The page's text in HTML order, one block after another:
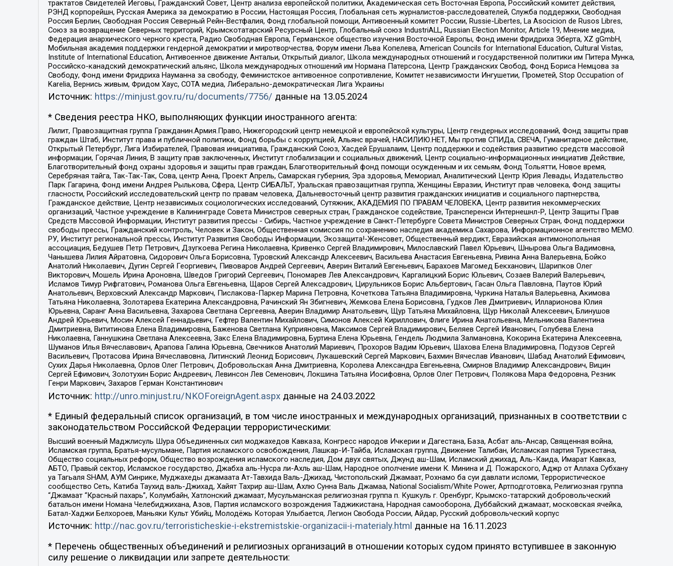
трактатов Свидетелей Иеговы, Гражданский Совет, Центр анализа европейской политики, Академическая сеть Восточная Европа, Российский комитет действия,
РЭНД корпорейшн, Русская Америка за демократию в России, Настоящая Россия, Глобальная сеть журналистов-расследователей, Служба поддержки, Свободная
Россия Берлин, Свободная Россия Северный Рейн-Вестфалия, Фонд глобальной помощи, Антивоенный комитет России, Russie-Libertes, La Asocicion de Rusos Libres,
Союз за возвращение Северных территорий, Крымскотатарский Ресурсный Центр, Глобальный союз IndustriALL, Russian Election Monitor, Article 19, Мнение медиа,
Федерация анархического черного креста, Радио Свободная Европа, Германское общество изучения Восточной Европы, Фонд имени Фридриха Эберта, XZ gGmbH,
Мобильная академия поддержки гендерной демократии и миротворчества, Форум имени Льва Копелева, American Councils for International Education, Cultural Vistas,
Institute of International Education, Антивоенное движение Антальи, Открытый диалог, Школа международных отношений и государственной политики им Питера Мунка,
Российско-канадский демократический альянс, Школа международных отношений им Нормана Патерсона, Центр Гражданских Свобод, Фонд Бориса Немцова за
Свободу, Фонд имени Фридриха Науманна за свободу, Феминистское антивоенное сопротивление, Комитет независимости Ингушетии, Прометей, Stop Occupation of
Karelia, Вернись живым, Фридом Хаус, СОТА медиа, Либерально-демократическая Лига Украины
Источник: https://minjust.gov.ru/ru/documents/7756/ данные на 13.05.2024
* Сведения реестра НКО, выполняющих функции иностранного агента:
Лилит, Правозащитная группа Гражданин.Армия.Право, Нижегородский центр немецкой и европейской культуры, Центр гендерных исследований, Фонд защиты прав
граждан Штаб, Институт права и публичной политики, Фонд борьбы с коррупцией, Альянс врачей, НАСИЛИЮ.НЕТ, Мы против СПИДа, СВЕЧА, Гуманитарное действие,
Открытый Петербург, Лига Избирателей, Правовая инициатива, Гражданский Союз, Хасдей Ерушалаим, Центр поддержки и содействия развитию средств массовой
информации, Горячая Линия, В защиту прав заключенных, Институт глобализации и социальных движений, Центр социально-информационных инициатив Действие,
Благотворительный фонд охраны здоровья и защиты прав граждан, Благотворительный фонд помощи осужденным и их семьям, Фонд Тольятти, Новое время,
Серебряная тайга, Так-Так-Так, Сова, центр Анна, Проект Апрель, Самарская губерния, Эра здоровья, Мемориал, Аналитический Центр Юрия Левады, Издательство
Парк Гагарина, Фонд имени Андрея Рылькова, Сфера, Центр СИБАЛЬТ, Уральская правозащитная группа, Женщины Евразии, Институт прав человека, Фонд защиты
гласности, Российский исследовательский центр по правам человека, Дальневосточный центр развития гражданских инициатив и социального партнерства,
Гражданское действие, Центр независимых социологических исследований, Сутяжник, АКАДЕМИЯ ПО ПРАВАМ ЧЕЛОВЕКА, Центр развития некоммерческих
организаций, Частное учреждение в Калининграде Совета Министров северных стран, Гражданское содействие, Трансперенси Интернешнл-Р, Центр Защиты Прав
Средств Массовой Информации, Институт развития прессы - Сибирь, Частное учреждение в Санкт-Петербурге Совета Министров Северных Стран, Фонд поддержки
свободы прессы, Гражданский контроль, Человек и Закон, Общественная комиссия по сохранению наследия академика Сахарова, Информационное агентство МЕМО.
РУ, Институт региональной прессы, Институт Развития Свободы Информации, Экозащита!-Женсовет, Общественный вердикт, Евразийская антимонопольная
ассоциация, Бедушев Петр Петрович, Дзугкоева Регина Николаевна, Кривенко Сергей Владимирович, Милославский Павел Юрьевич, Шнырова Ольга Вадимовна,
Чанышева Лилия Айратовна, Сидорович Ольга Борисовна, Туровский Александр Алексеевич, Васильева Анастасия Евгеньевна, Ривина Анна Валерьевна, Бойко
Анатолий Николаевич, Дугин Сергей Георгиевич, Пивоваров Андрей Сергеевич, Аверин Виталий Евгеньевич, Барахоев Магомед Бекханович, Шарипков Олег
Викторович, Мошель Ирина Ароновна, Шведов Григорий Сергеевич, Пономарев Лев Александрович, Каргалицкий Борис Юльевич, Созаев Валерий Валерьевич,
Исламов Тимур Рифгатович, Романова Ольга Евгеньевна, Щаров Сергей Алексадрович, Цирульников Борис Альбертович, Гасан Ольга Павловна, Паутов Юрий
Анатольевич, Верховский Александр Маркович, Пислакова-Паркер Марина Петровна, Кочеткова Татьяна Владимировна, Чуркина Наталья Валерьевна, Акимова
Татьяна Николаевна, Золотарева Екатерина Александровна, Рачинский Ян Збигневич, Жемкова Елена Борисовна, Гудков Лев Дмитриевич, Илларионова Юлия
Юрьевна, Саранг Анна Васильевна, Захарова Светлана Сергеевна, Аверин Владимир Анатольевич, Щур Татьяна Михайловна, Щур Николай Алексеевич, Блинушов
Андрей Юрьевич, Мосин Алексей Геннадьевич, Гефтер Валентин Михайлович, Симонов Алексей Кириллович, Флиге Ирина Анатольевна, Мельникова Валентина
Дмитриевна, Вититинова Елена Владимировна, Баженова Светлана Куприяновна, Максимов Сергей Владимирович, Беляев Сергей Иванович, Голубева Елена
Николаевна, Ганнушкина Светлана Алексеевна, Закс Елена Владимировна, Буртина Елена Юрьевна, Гендель Людмила Залмановна, Кокорина Екатерина Алексеевна,
Шуманов Илья Вячеславович, Арапова Галина Юрьевна, Свечников Анатолий Мариевич, Прохоров Вадим Юрьевич, Шахова Елена Владимировна, Подузов Сергей
Васильевич, Протасова Ирина Вячеславовна, Литинский Леонид Борисович, Лукашевский Сергей Маркович, Бахмин Вячеслав Иванович, Шабад Анатолий Ефимович,
Сухих Дарья Николаевна, Орлов Олег Петрович, Добровольская Анна Дмитриевна, Королева Александра Евгеньевна, Смирнов Владимир Александрович, Вицин
Сергей Ефимович, Золотухин Борис Андреевич, Левинсон Лев Семенович, Локшина Татьяна Иосифовна, Орлов Олег Петрович, Полякова Мара Федоровна, Резник
Генри Маркович, Захаров Герман Константинович
Источник: http://unro.minjust.ru/NKOForeignAgent.aspxданные на 24.03.2022
* Единый федеральный список организаций, в том числе иностранных и международных организаций, признанных в соответствии с
законодательством Российской Федерации террористическими:
Высший военный Маджлисуль Шура Объединенных сил моджахедов Кавказа, Конгресс народов Ичкерии и Дагестана, База, Асбат аль-Ансар, Священная война,
Исламская группа, Братья-мусульмане, Партия исламского освобождения, Лашкар-И-Тайба, Исламская группа, Движение Талибан, Исламская партия Туркестана,
Общество социальных реформ, Общество возрождения исламского наследия, Дом двух святых, Джунд аш-Шам, Исламский джихад, Аль-Каида, Имарат Кавказ,
АБТО, Правый сектор, Исламское государство, Джабха аль-Нусра ли-Ахль аш-Шам, Народное ополчение имени К. Минина и Д. Пожарского, Аджр от Аллаха Субхану
уа Тагьаля SHAM, АУМ Синрике, Муджахеды джамаата Ат-Тавхида Валь-Джихад, Чистопольский Джамаат, Рохнамо ба суи давлати исломи, Террористическое
сообщество Сеть, Катиба Таухид валь-Джихад, Хайят Тахрир аш-Шам, Ахлю Сунна Валь Джамаа, National Socialism/White Power, Артподготовка, Религиозная группа
“Джамаат “Красный пахарь”, Колумбайн, Хатлонский джамаат, Мусульманская религиозная группа п. Кушкуль г. Оренбург, Крымско-татарский добровольческий
батальон имени Номана Челебиджихана, Азов, Партия исламского возрождения Таджикистана, Народная самооборона, Дуббайский джамаат, московская ячейка,
Батал-Хаджи Белхороев, Маньяки Культ Убийц, Молодёжь Которая Улыбается, Легион Свобода России, Айдар, Русский добровольческий корпус
Источник: http://nac.gov.ru/terroristicheskie-i-ekstremistskie-organizacii-i-materialy.html данные на 16.11.2023
* Перечень общественных объединений и религиозных организаций в отношении которых судом принято вступившее в законную
силу решение о ликвидации или запрете деятельности: